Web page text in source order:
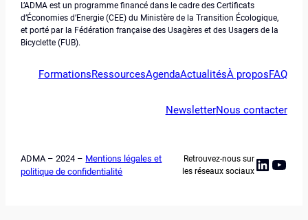
L’ADMA est un programme financé dans le cadre des Certificats
d’Économies d’Energie (CEE) du Ministère de la Transition Écologique,
et porté par la Fédération française des Usagères et des Usagers de la
Bicyclette (FUB).
FormationsRessourcesAgendaActualitésÀ proposFAQ
NewsletterNous contacter
ADMA – 2024 – Mentions légales et
politique de confidentialité
Retrouvez-nous sur
les réseaux sociaux